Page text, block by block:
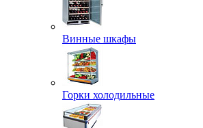
Винные шкафы
Горки холодильные